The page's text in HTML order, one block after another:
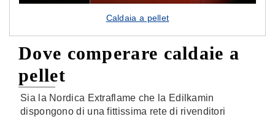
Caldaia a pellet
Dove comperare caldaie a
pellet
Sia la Nordica Extraflame che la Edilkamin
dispongono di una fittissima rete di rivenditori